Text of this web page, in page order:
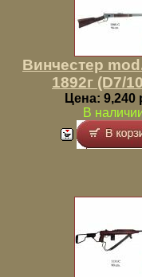
Винчестер
1892г (D7/
Цена: 9,240
В